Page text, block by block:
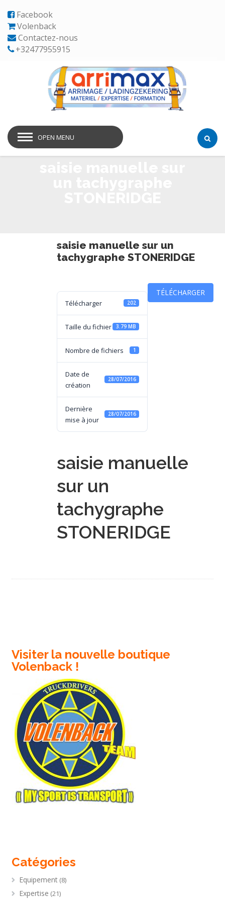
Facebook
Volenback
Contactez-nous
+32477955915
OPEN MENU
saisie manuelle sur un
tachygraphe STONERIDGE
TÉLÉCHARGER
Télécharger 202
Taille du fichier 3.79 MB
Nombre de fichiers 1
Date de
création
28/07/2016
Dernière
mise à jour
28/07/2016
saisie manuelle
sur un
tachygraphe
STONERIDGE
Visiter la nouvelle boutique
Volenback !
Catégories
Equipement (8)
Expertise (21)